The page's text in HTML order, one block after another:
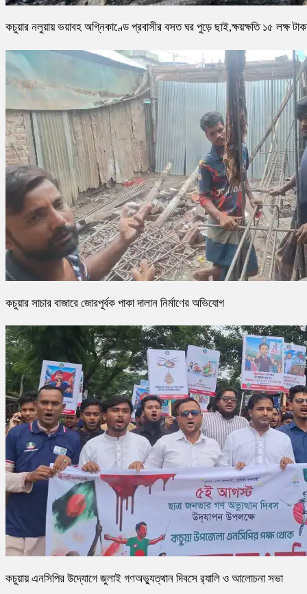
কচুয়ার নলুয়ায় ভয়াবহ অগ্নিকাণ্ডে প্রবাসীর বসত ঘর পুড়ে ছাই,ক্ষয়ক্ষতি ১৫ লক্ষ
কচুয়ার সাচার বাজারে জোরপূর্বক পাকা দালান নির্মাণের অভিযোগ
কচুয়ায় এনসিপির উদ্যোগে জুলাই গণঅভ্যুত্থান দিবসে র‌্যালি ও আলোচনা সভা